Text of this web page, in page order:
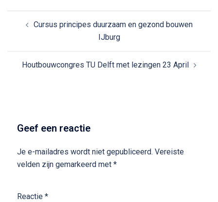
navigatieCursus principes duurzaam en gezond bouwen
IJburg
Houtbouwcongres TU Delft met lezingen 23 April
Geef een reactie
Je e-mailadres wordt niet gepubliceerd. Vereiste
velden zijn gemarkeerd met *
Reactie *